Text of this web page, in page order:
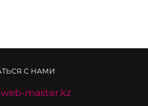
С НАМИ
master.kz